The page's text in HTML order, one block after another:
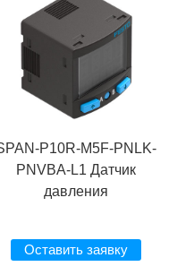
P10R-M5F-PNLK-
PNVBA-L1 Датчик
давления
Оставить заявку